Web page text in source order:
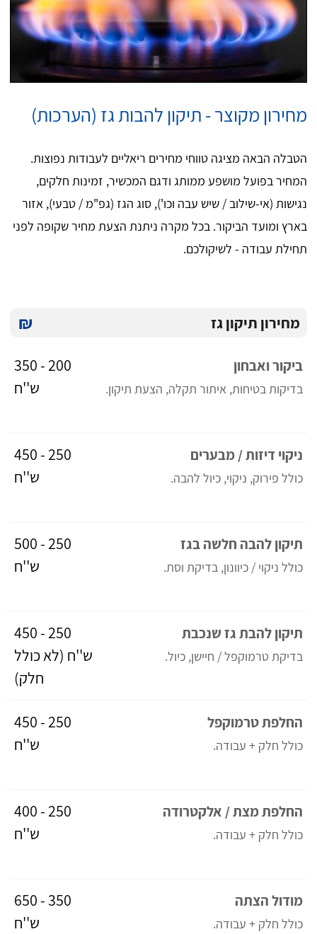
מחירון מקוצר - תיקון להבות גז (הערכות)
הטבלה הבאה מציגה טווחי מחירים ריאליים לעבודות נפוצות.
המחיר בפועל מושפע ממותג ודגם המכשיר, זמינות חלקים,
נגישות (אי-שילוב / שיש עבה וכו'), סוג הגז (גפ"מ / טבעי), אזור
בארץ ומועד הביקור. בכל מקרה ניתנת הצעת מחיר שקופה לפני
תחילת עבודה - לשיקולכם.
₪ מחירון תיקון גז
ביקור ואבחון
בדיקות בטיחות, איתור תקלה, הצעת תיקון.
200 - 350
ש''ח
ניקוי דיזות / מבערים
כולל פירוק, ניקוי, כיול להבה.
250 - 450
ש''ח
תיקון להבה חלשה בגז
כולל ניקוי / כיוונון, בדיקת וסת.
250 - 500
ש''ח
תיקון להבת גז שנכבת
בדיקת טרמוקפל / חיישן, כיול.
250 - 450
ש''ח (לא כולל
חלק)
החלפת טרמוקפל
כולל חלק + עבודה.
250 - 450
ש''ח
החלפת מצת / אלקטרודה
כולל חלק + עבודה.
250 - 400
ש''ח
מודול הצתה
כולל חלק + עבודה.
350 - 650
ש''ח